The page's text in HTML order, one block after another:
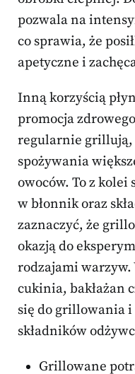
pozwala na
co sprawia, że
apetyczne i
Inną korzyścią
promocja
regularnie grillują,
spożywania
owoców. To z
w błonnik oraz
zaznaczyć, że
okazją do
rodzajami warzyw.
cukinia, bakłażan
się do grillowania i
składników
Grillowane